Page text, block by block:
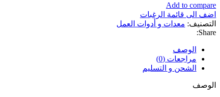
Add to compare
اضف الى قائمة الرغبات
التصنيف: معدات و أدوات العمل
Share:
الوصف
مراجعات (0)
الشحن و التسليم
الوصف